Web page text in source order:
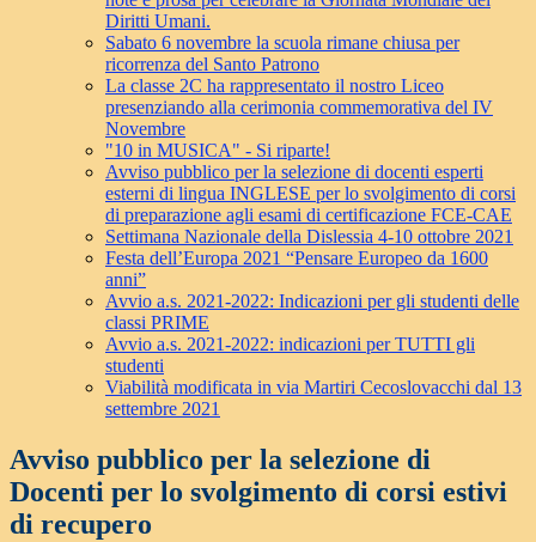
Diritti Umani.
Sabato 6 novembre la scuola rimane chiusa per
ricorrenza del Santo Patrono
La classe 2C ha rappresentato il nostro Liceo
presenziando alla cerimonia commemorativa del IV
Novembre
"10 in MUSICA" - Si riparte!
Avviso pubblico per la selezione di docenti esperti
esterni di lingua INGLESE per lo svolgimento di corsi
di preparazione agli esami di certificazione FCE-CAE
Settimana Nazionale della Dislessia 4-10 ottobre 2021
Festa dell’Europa 2021 “Pensare Europeo da 1600
anni”
Avvio a.s. 2021-2022: Indicazioni per gli studenti delle
classi PRIME
Avvio a.s. 2021-2022: indicazioni per TUTTI gli
studenti
Viabilità modificata in via Martiri Cecoslovacchi dal 13
settembre 2021
Avviso pubblico per la selezione di
Docenti per lo svolgimento di corsi estivi
di recupero